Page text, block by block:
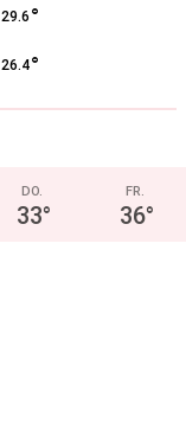
29.6 °
26.4°
DO.
33°
FR.
36°